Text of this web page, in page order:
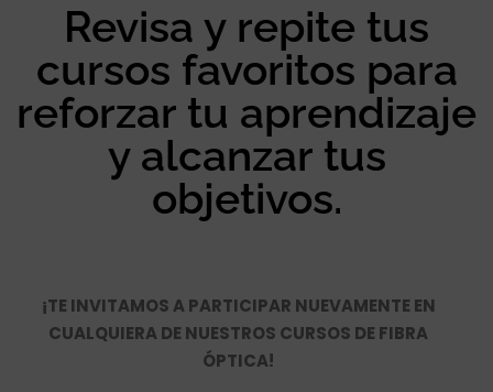
Revisa y repite tus
cursos favoritos para
reforzar tu aprendizaje
y alcanzar tus
objetivos.
¡TE INVITAMOS A PARTICIPAR NUEVAMENTE EN
CUALQUIERA DE NUESTROS CURSOS DE FIBRA
ÓPTICA!